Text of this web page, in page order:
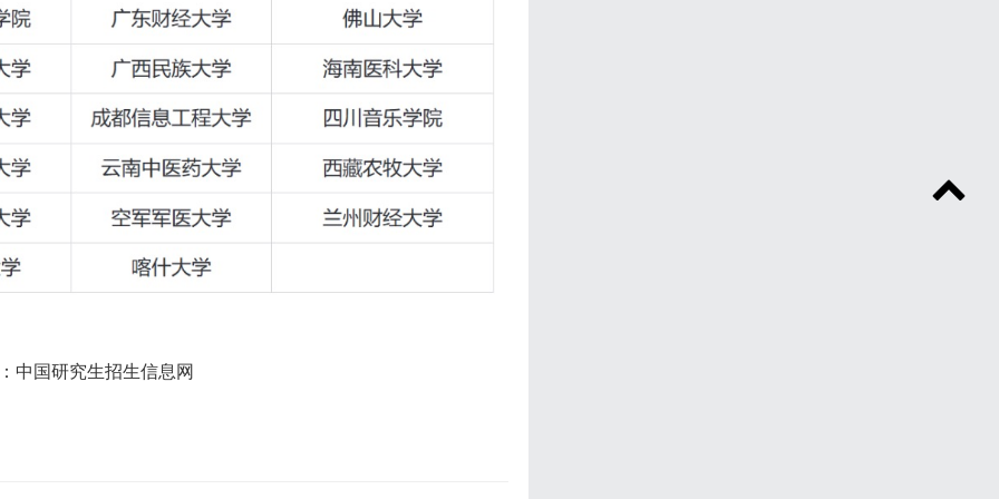
中国研究生招生信息网